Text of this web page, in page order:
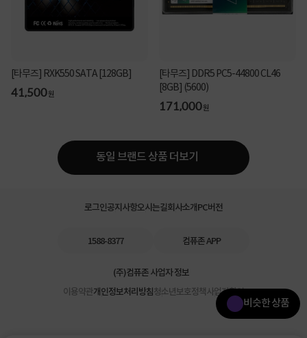
비슷한 상품
[타무즈] RXK550 SATA [128GB]
41,500원
[타무즈] DDR5 PC5-44800 CL46
[8GB] (5600)
171,000원
동일 브랜드 상품 더보기
로그인공지사항오시는길회사소개PC버전
1588-8377 컴퓨존 APP
(주)컴퓨존 사업자 정보
이용약관개인정보처리방침청소년보호정책사업자확인